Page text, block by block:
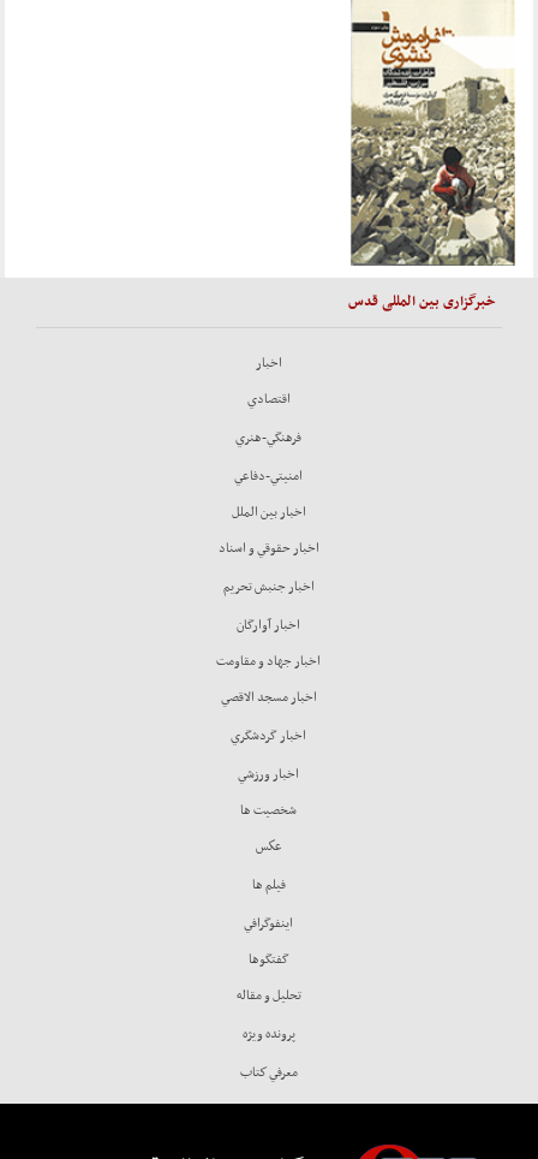
خبرگزاری بین المللی قدس
اخبار
اقتصادي
فرهنگي-هنري
امنيتي-دفاعي
اخبار بين الملل
اخبار حقوقي و اسناد
اخبار جنبش تحريم
اخبار آوارگان
اخبار جهاد و مقاومت
اخبار مسجد الاقصي
اخبار گردشگري
اخبار ورزشي
شخصيت ها
عكس
فيلم ها
اينفوگرافي
گفتگوها
تحليل و مقاله
پرونده ويژه
معرفي كتاب